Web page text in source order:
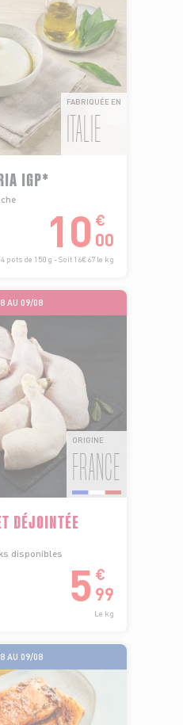
FABRIQUÉE EN
ITALIE
IGP*
10 €
00
pots de 150 g - Soit 16€67 le kg
AU 09/08
ORIGINE
FRANCE
DÉJOINTÉE
disponibles
5 €
99
Le kg
AU 09/08